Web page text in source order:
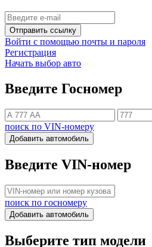
Отправить ссылку
Войти с помощью почты и пароля
Регистрация
Начать выбор авто
Введите Госномер
поиск по VIN-номеру
Добавить автомобиль
Введите VIN-номер
поиск по госномеру
Добавить автомобиль
Выберите тип модели